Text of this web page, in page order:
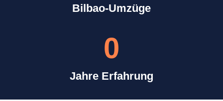
Bilbao-Umzüge
Jahre Erfahrung
0